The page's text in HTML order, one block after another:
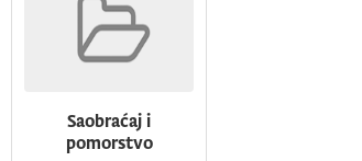
Saobraćaj i
pomorstvo